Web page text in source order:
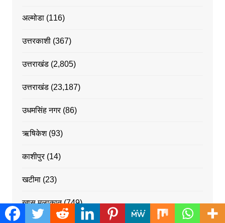
अल्मोडा(116)
उत्तरकाशी(367)
उत्तराखंड(2,805)
उत्तराखंड(23,187)
उधमसिंह नगर(86)
ऋषिकेश(93)
काशीपुर(14)
खटीमा(23)
खास मुलाकात(749)